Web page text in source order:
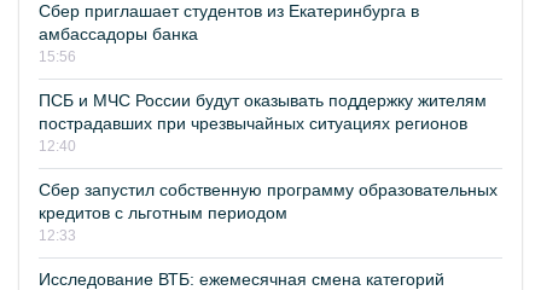
Сбер приглашает студентов из Екатеринбурга в
амбассадоры банка
15:56
ПСБ и МЧС России будут оказывать поддержку жителям
пострадавших при чрезвычайных ситуациях регионов
12:40
Сбер запустил собственную программу образовательных
кредитов с льготным периодом
12:33
Исследование ВТБ: ежемесячная смена категорий